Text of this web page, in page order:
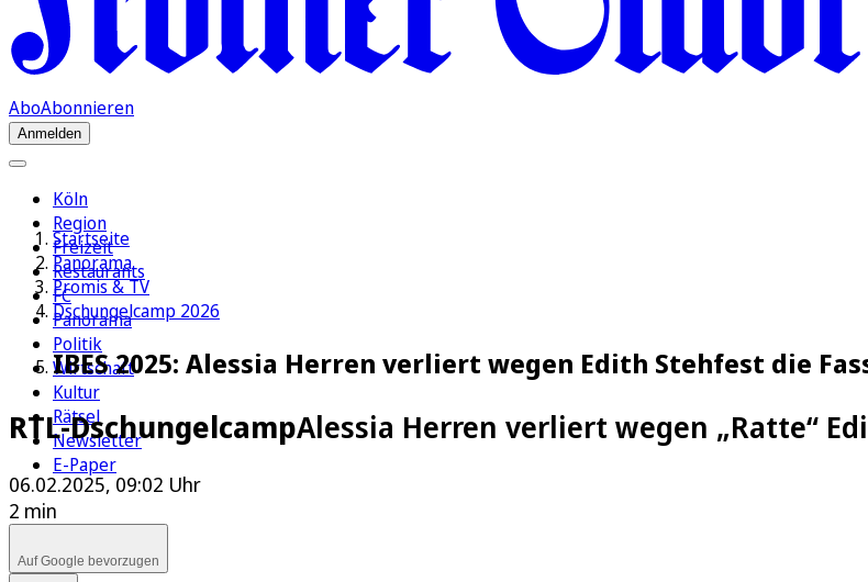
AboAbonnieren
Anmelden
Köln
Region
Freizeit
Restaurants
FC
Panorama
Politik
Wirtschaft
Kultur
Rätsel
Newsletter
E-Paper
Startseite
Panorama
Promis & TV
Dschungelcamp 2026
IBES 2025: Alessia Herren verliert wegen Edith Stehfest die
RTL-DschungelcampAlessia Herren verliert wegen „Ratte“
06.02.2025, 09:02 Uhr
2 min
Auf Google bevorzugen